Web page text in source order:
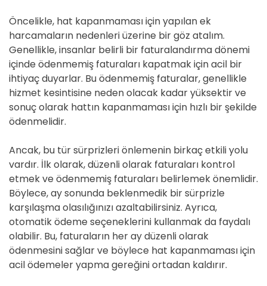
Öncelikle, hat kapanmaması için yapılan ek
harcamaların nedenleri üzerine bir göz atalım.
Genellikle, insanlar belirli bir faturalandırma dönemi
içinde ödenmemiş faturaları kapatmak için acil bir
ihtiyaç duyarlar. Bu ödenmemiş faturalar, genellikle
hizmet kesintisine neden olacak kadar yüksektir ve
sonuç olarak hattın kapanmaması için hızlı bir şekilde
ödenmelidir.
Ancak, bu tür sürprizleri önlemenin birkaç etkili yolu
vardır. İlk olarak, düzenli olarak faturaları kontrol
etmek ve ödenmemiş faturaları belirlemek önemlidir.
Böylece, ay sonunda beklenmedik bir sürprizle
karşılaşma olasılığınızı azaltabilirsiniz. Ayrıca,
otomatik ödeme seçeneklerini kullanmak da faydalı
olabilir. Bu, faturaların her ay düzenli olarak
ödenmesini sağlar ve böylece hat kapanmaması için
acil ödemeler yapma gereğini ortadan kaldırır.